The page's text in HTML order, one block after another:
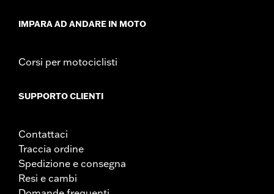
IMPARA AD ANDARE IN MOTO
Corsi per motociclisti
SUPPORTO CLIENTI
Contattaci
Traccia ordine
Spedizione e consegna
Resi e cambi